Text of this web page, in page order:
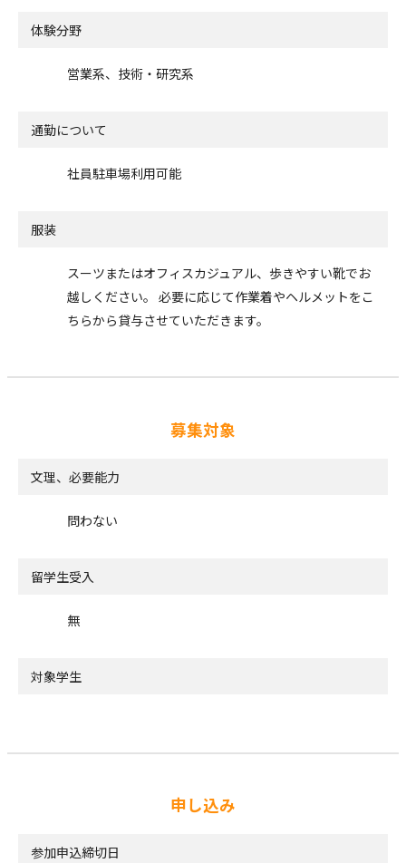
体験分野
営業系、技術・研究系
通勤について
社員駐車場利用可能
服装
スーツまたはオフィスカジュアル、歩きやすい靴でお
越しください。 必要に応じて作業着やヘルメットをこ
ちらから貸与させていただきます。
募集対象
文理、必要能力
問わない
留学生受入
無
対象学生
申し込み
参加申込締切日